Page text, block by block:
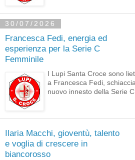
30/07/2026
Francesca Fedi, energia ed
esperienza per la Serie C
Femminile
I Lupi Santa Croce sono
a Francesca Fedi,
nuovo innesto della Serie
Ilaria Macchi, gioventù, talento
e voglia di crescere in
biancorosso